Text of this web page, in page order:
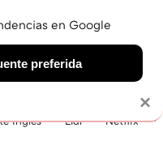
GASTRO SNEAKERS
Inglés Lidl Netflix
×
en Google
preferida